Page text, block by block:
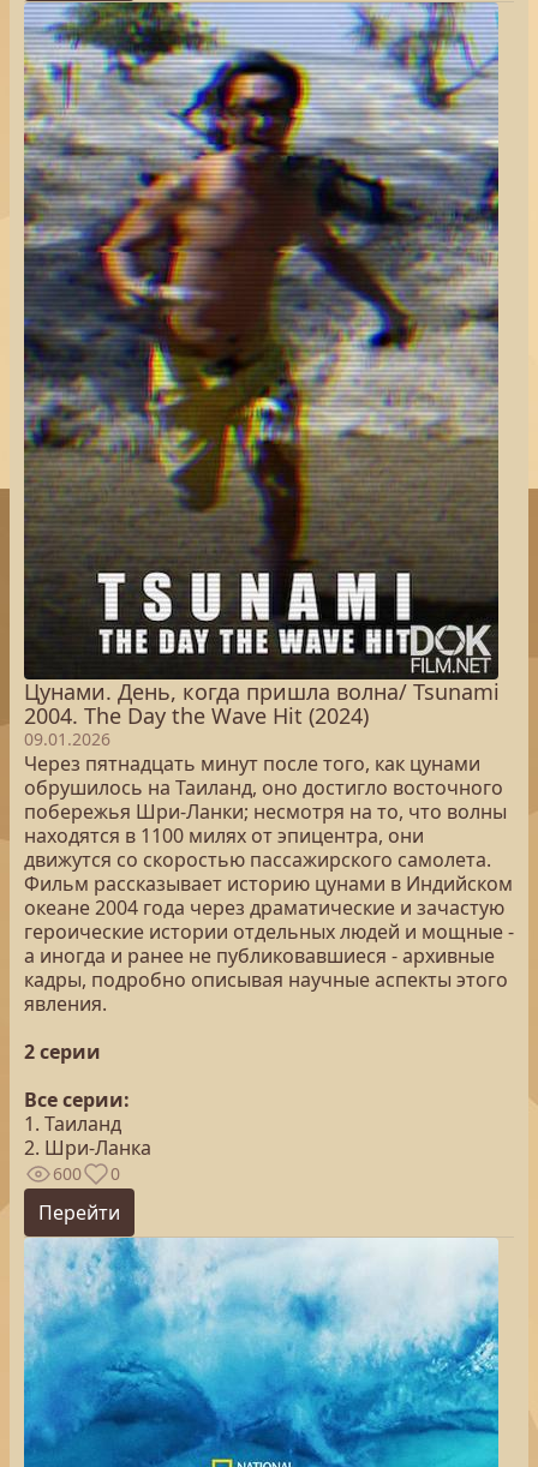
Цунами. День, когда пришла волна/ Tsunami
2004. The Day the Wave Hit (2024)
09.01.2026
Через пятнадцать минут после того, как цунами
обрушилось на Таиланд, оно достигло восточного
побережья Шри-Ланки; несмотря на то, что волны
находятся в 1100 милях от эпицентра, они
движутся со скоростью пассажирского самолета.
Фильм рассказывает историю цунами в Индийском
океане 2004 года через драматические и зачастую
героические истории отдельных людей и мощные -
а иногда и ранее не публиковавшиеся - архивные
кадры, подробно описывая научные аспекты этого
явления.
2 серии
Все серии:
1. Таиланд
2. Шри-Ланка
600 0
Перейти